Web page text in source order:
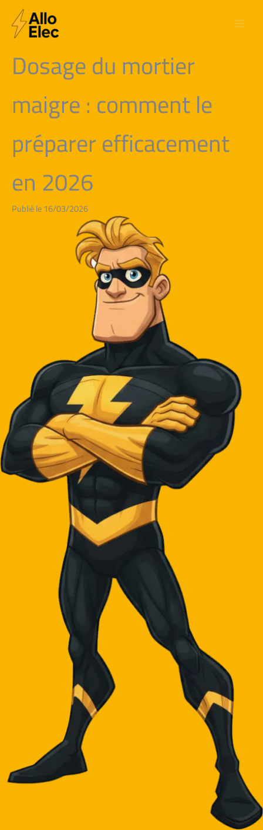
contenu
Dosage du mortier
maigre : comment le
préparer efficacement
en 2026
Publié le 16/03/2026